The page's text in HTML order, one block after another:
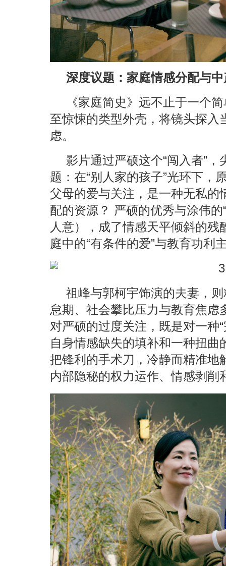
深度议题：家庭情感分配与
《家庭简史》远不止于一个
至惊悚的类型外壳，将镜头探入
虑。
影片通过严硕这个“闯入者”
题：在“别人家的孩子”光环下，
父母的爱与关注，是一种无私的
配的资源？ 严硕的优秀与涂伟
人意），成了情感天平倾斜的
庭中的“有条件的爱”与教育功利
祖峰与郭柯宇饰演的夫妻，
怠期、社会攀比压力与教育焦虑
对严硕的过度关注，既是对一种
自身情感缺失的填补和一种扭
把锋利的手术刀，冷静而精准地
内部隐秘的权力运作、情感剥削